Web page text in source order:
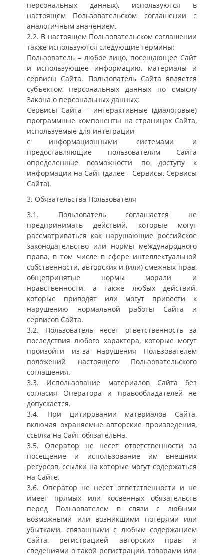
персональных данных), используются в
настоящем Пользовательском соглашении с
аналогичным значением.
2.2. В настоящем Пользовательском соглашении
также используются следующие термины:
Пользователь – любое лицо, посещающее Сайт
и использующее информацию, материалы и
сервисы Сайта. Пользователь Сайта является
субъектом персональных данных по смыслу
Закона о персональных данных;
Сервисы Сайта – интерактивные (диалоговые)
программные компоненты на страницах Сайта,
используемые для интеграции
с информационными системами и
предоставляющие пользователям Сайта
определенные возможности по доступу к
информации на Сайт (далее – Сервисы, Сервисы
Сайта).
3. Обязательства Пользователя
3.1. Пользователь соглашается не
предпринимать действий, которые могут
рассматриваться как нарушающие российское
законодательство или нормы международного
права, в том числе в сфере интеллектуальной
собственности, авторских и (или) смежных прав,
общепринятые нормы морали и
нравственности, а также любых действий,
которые приводят или могут привести к
нарушению нормальной работы Сайта и
сервисов Сайта.
3.2. Пользователь несет ответственность за
последствия любого характера, которые могут
произойти из-за нарушения Пользователем
положений настоящего Пользовательского
соглашения.
3.3. Использование материалов Сайта без
согласия Оператора и правообладателей не
допускается.
3.4. При цитировании материалов Сайта,
включая охраняемые авторские произведения,
ссылка на Сайт обязательна.
3.5. Оператор не несет ответственности за
посещение и использование им внешних
ресурсов, ссылки на которые могут содержаться
на Сайте.
3.6. Оператор не несет ответственности и не
имеет прямых или косвенных обязательств
перед Пользователем в связи с любыми
возможными или возникшими потерями или
убытками, связанными с любым содержанием
Сайта, регистрацией авторских прав и
сведениями о такой регистрации, товарами или